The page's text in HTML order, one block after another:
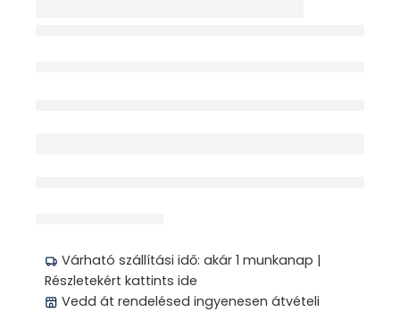
Várható szállítási idő: akár 1 munkanap |
Részletekért kattints ide
Vedd át rendelésed ingyenesen átvételi